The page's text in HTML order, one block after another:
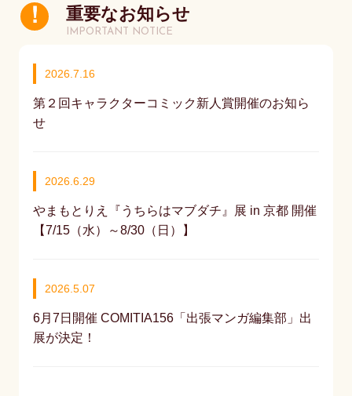
重要なお知らせ
IMPORTANT NOTICE
2026.7.16
第２回キャラクターコミック新人賞開催のお知ら
せ
2026.6.29
やまもとりえ『うちらはマブダチ』展 in 京都 開催
【7/15（水）～8/30（日）】
2026.5.07
6月7日開催 COMITIA156「出張マンガ編集部」出
展が決定！